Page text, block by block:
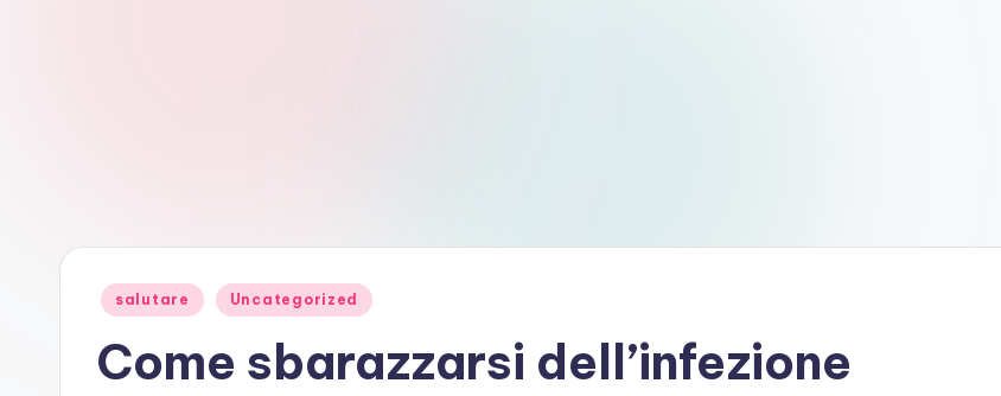
Posted
salutare Uncategorized
Come sbarazzarsi dell’infezione